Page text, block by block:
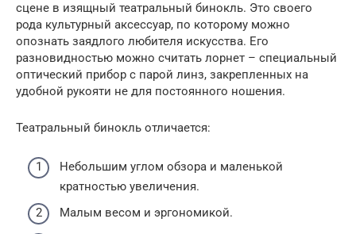
сцене в изящный театральный бинокль. Это своего
рода культурный аксессуар, по которому можно
опознать заядлого любителя искусства. Его
разновидностью можно считать лорнет – специальный
оптический прибор с парой линз, закрепленных на
удобной рукояти не для постоянного ношения.
Театральный бинокль отличается:
Небольшим углом обзора и маленькой
кратностью увеличения.
Малым весом и эргономикой.